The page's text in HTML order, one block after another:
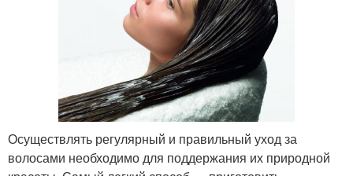
Маски от сухого типа
Яичная маска Маска из коры
Осуществлять регулярный и правильный уход за
волосами необходимо для поддержания их природной